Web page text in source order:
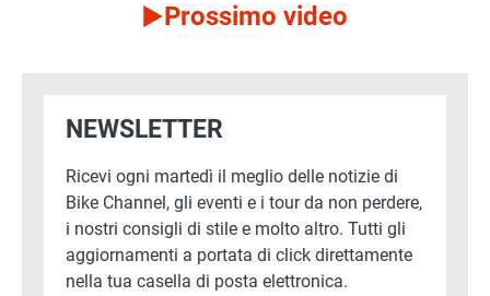
Prossimo video
NEWSLETTER
Ricevi ogni martedì il meglio delle notizie di
Bike Channel, gli eventi e i tour da non perdere,
i nostri consigli di stile e molto altro. Tutti gli
aggiornamenti a portata di click direttamente
nella tua casella di posta elettronica.